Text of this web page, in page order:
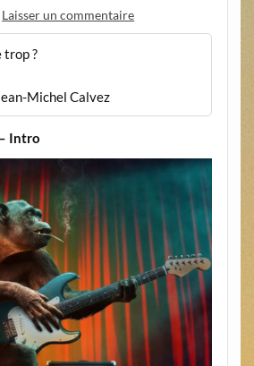
Laisser un commentaire
trop ?
Michel Calvez
Intro